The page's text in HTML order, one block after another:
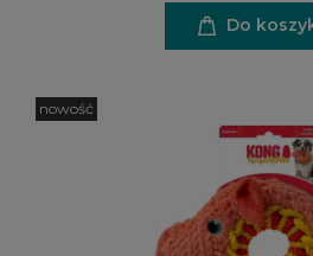
Do
nowość